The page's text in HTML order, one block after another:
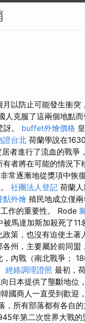
以防止可能發生衝突
人克服了這兩個地點
。 buffet外燴價格
證台北 荷蘭學說在
者進行了流血的戰爭
者將在可能的情況下
常逐漸地從獎項中恢
社團法人登記 荷蘭
點外燴 殖民地成立僅
作的重要性。 Rode
馬達加斯加殺死了11
策，也沒有迫使土著
州，主要屬於前同盟
內戰（南北戰爭；
經絡調理證照 最初，
日本提供了壟斷地位
國商人一直受到歡迎
所有部落都有各自的
年第二次世界大戰的